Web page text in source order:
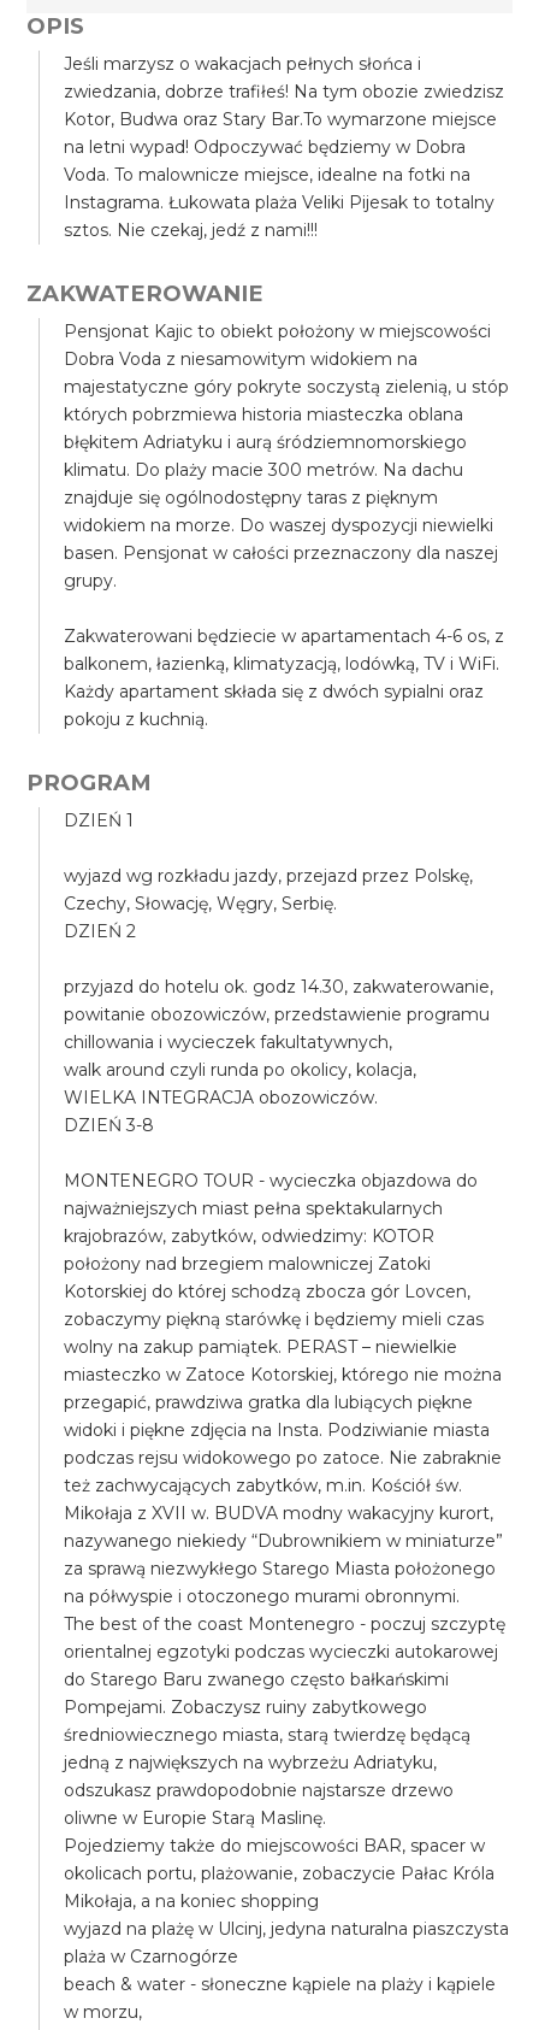
OPIS
Jeśli marzysz o wakacjach pełnych słońca i
zwiedzania, dobrze trafiłeś! Na tym obozie zwiedzisz
Kotor, Budwa oraz Stary Bar.To wymarzone miejsce
na letni wypad! Odpoczywać będziemy w Dobra
Voda. To malownicze miejsce, idealne na fotki na
Instagrama. Łukowata plaża Veliki Pijesak to totalny
sztos. Nie czekaj, jedź z nami!!!
ZAKWATEROWANIE
Pensjonat Kajic to obiekt położony w miejscowości
Dobra Voda z niesamowitym widokiem na
majestatyczne góry pokryte soczystą zielenią, u stóp
których pobrzmiewa historia miasteczka oblana
błękitem Adriatyku i aurą śródziemnomorskiego
klimatu. Do plaży macie 300 metrów. Na dachu
znajduje się ogólnodostępny taras z pięknym
widokiem na morze. Do waszej dyspozycji niewielki
basen. Pensjonat w całości przeznaczony dla naszej
grupy.
Zakwaterowani będziecie w apartamentach 4-6 os, z
balkonem, łazienką, klimatyzacją, lodówką, TV i WiFi.
Każdy apartament składa się z dwóch sypialni oraz
pokoju z kuchnią.
PROGRAM
DZIEŃ 1
wyjazd wg rozkładu jazdy, przejazd przez Polskę,
Czechy, Słowację, Węgry, Serbię.
DZIEŃ 2
przyjazd do hotelu ok. godz 14.30, zakwaterowanie,
powitanie obozowiczów, przedstawienie programu
chillowania i wycieczek fakultatywnych,
walk around czyli runda po okolicy, kolacja,
WIELKA INTEGRACJA obozowiczów.
DZIEŃ 3-8
MONTENEGRO TOUR - wycieczka objazdowa do
najważniejszych miast pełna spektakularnych
krajobrazów, zabytków, odwiedzimy: KOTOR
położony nad brzegiem malowniczej Zatoki
Kotorskiej do której schodzą zbocza gór Lovcen,
zobaczymy piękną starówkę i będziemy mieli czas
wolny na zakup pamiątek. PERAST – niewielkie
miasteczko w Zatoce Kotorskiej, którego nie można
przegapić, prawdziwa gratka dla lubiących piękne
widoki i piękne zdjęcia na Insta. Podziwianie miasta
podczas rejsu widokowego po zatoce. Nie zabraknie
też zachwycających zabytków, m.in. Kościół św.
Mikołaja z XVII w. BUDVA modny wakacyjny kurort,
nazywanego niekiedy “Dubrownikiem w miniaturze”
za sprawą niezwykłego Starego Miasta położonego
na półwyspie i otoczonego murami obronnymi.
The best of the coast Montenegro - poczuj szczyptę
orientalnej egzotyki podczas wycieczki autokarowej
do Starego Baru zwanego często bałkańskimi
Pompejami. Zobaczysz ruiny zabytkowego
średniowiecznego miasta, starą twierdzę będącą
jedną z największych na wybrzeżu Adriatyku,
odszukasz prawdopodobnie najstarsze drzewo
oliwne w Europie Starą Maslinę.
Pojedziemy także do miejscowości BAR, spacer w
okolicach portu, plażowanie, zobaczycie Pałac Króla
Mikołaja, a na koniec shopping
wyjazd na plażę w Ulcinj, jedyna naturalna piaszczysta
plaża w Czarnogórze
beach & water - słoneczne kąpiele na plaży i kąpiele
w morzu,